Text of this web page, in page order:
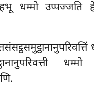
धम्मो उप्पज्जति